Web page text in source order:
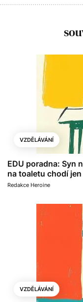
VZDĚLÁVÁNÍ
EDU poradna: Syn
na toaletu chodí
Redakce Heroine
VZDĚLÁVÁNÍ